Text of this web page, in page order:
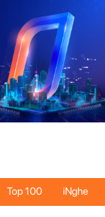
Top 100 iNghe